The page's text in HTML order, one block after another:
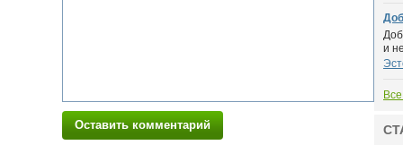
Оставить комментарий
и